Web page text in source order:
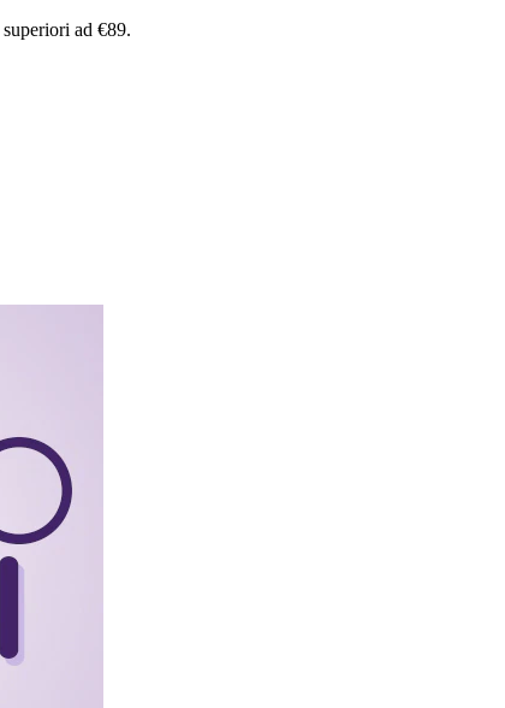
superiori ad €89.